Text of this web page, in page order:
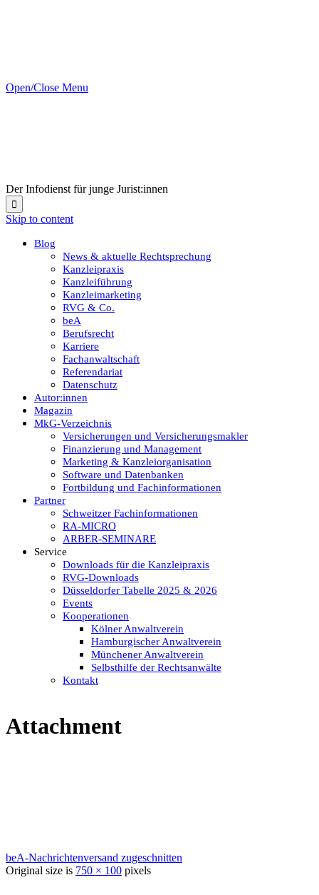
Open/Close Menu
Der Infodienst für junge Jurist:innen

Skip to content
Blog
News & aktuelle Rechtsprechung
Kanzleipraxis
Kanzleiführung
Kanzleimarketing
RVG & Co.
beA
Berufsrecht
Karriere
Fachanwaltschaft
Referendariat
Datenschutz
Autor:innen
Magazin
MkG-Verzeichnis
Versicherungen und Versicherungsmakler
Finanzierung und Management
Marketing & Kanzleiorganisation
Software und Datenbanken
Fortbildung und Fachinformationen
Partner
Schweitzer Fachinformationen
RA-MICRO
ARBER-SEMINARE
Service
Downloads für die Kanzleipraxis
RVG-Downloads
Düsseldorfer Tabelle 2025 & 2026
Events
Kooperationen
Kölner Anwaltverein
Hamburgischer Anwaltverein
Münchener Anwaltverein
Selbsthilfe der Rechtsanwälte
Kontakt
Attachment
beA-Nachrichtenversand zugeschnitten
Original size is 750 × 100 pixels